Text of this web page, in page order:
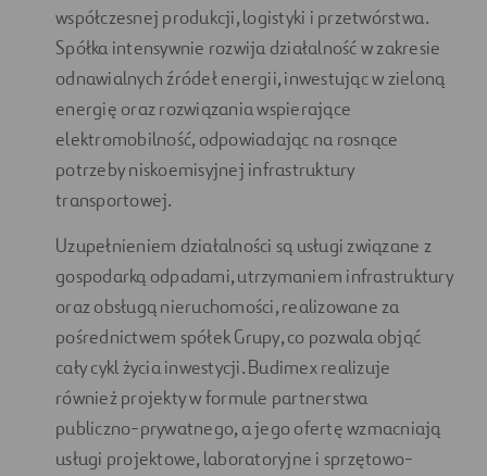
współczesnej produkcji, logistyki i przetwórstwa.
Spółka intensywnie rozwija działalność w zakresie
odnawialnych źródeł energii, inwestując w zieloną
energię oraz rozwiązania wspierające
elektromobilność, odpowiadając na rosnące
potrzeby niskoemisyjnej infrastruktury
transportowej.
Uzupełnieniem działalności są usługi związane z
gospodarką odpadami, utrzymaniem infrastruktury
oraz obsługą nieruchomości, realizowane za
pośrednictwem spółek Grupy, co pozwala objąć
cały cykl życia inwestycji. Budimex realizuje
również projekty w formule partnerstwa
publiczno-prywatnego, a jego ofertę wzmacniają
usługi projektowe, laboratoryjne i sprzętowo-